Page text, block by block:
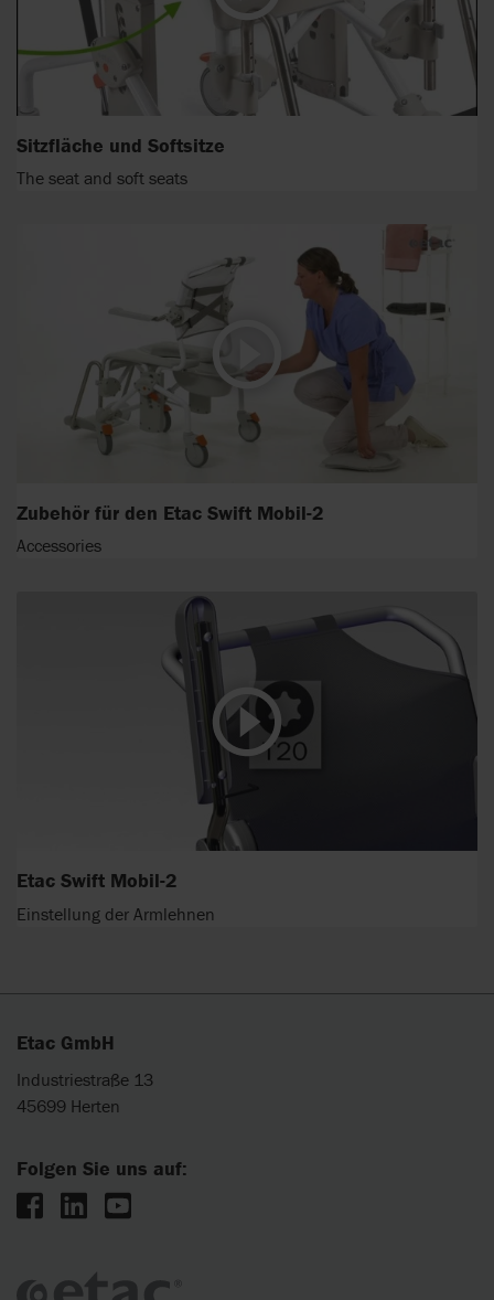
Sitzfläche und Softsitze
The seat and soft seats
Zubehör für den Etac Swift Mobil-2
Accessories
Etac Swift Mobil-2
Einstellung der Armlehnen
Etac GmbH
Industriestraße 13
45699 Herten
Folgen Sie uns auf: